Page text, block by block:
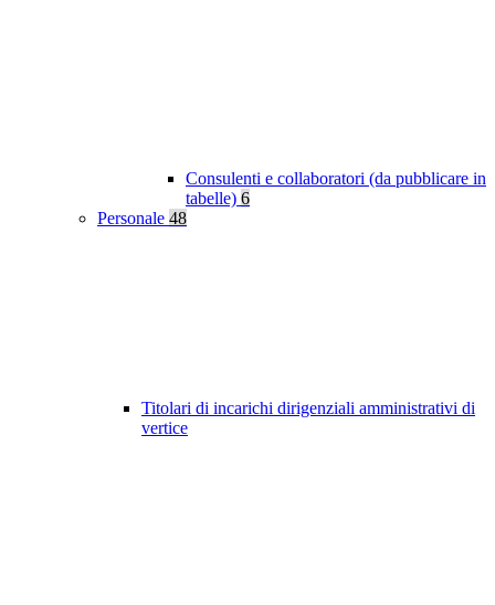
Consulenti e collaboratori (da pubblicare in
tabelle) 6
Personale 48
Titolari di incarichi dirigenziali amministrativi di
vertice